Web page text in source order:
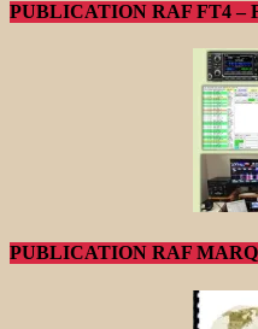
PUBLICATION RAF FT4 –
PUBLICATION RAF